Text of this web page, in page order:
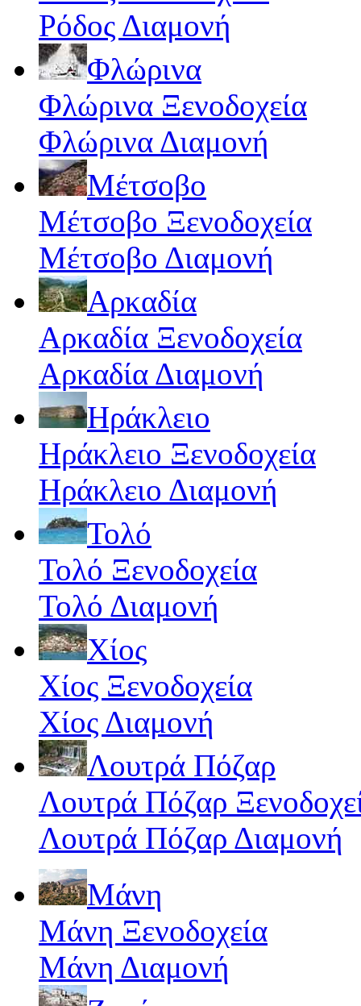
Ρόδος Διαμονή
Φλώρινα
Φλώρινα Ξενοδοχεία
Φλώρινα Διαμονή
Μέτσοβο
Μέτσοβο Ξενοδοχεία
Μέτσοβο Διαμονή
Αρκαδία
Αρκαδία Ξενοδοχεία
Αρκαδία Διαμονή
Ηράκλειο
Ηράκλειο Ξενοδοχεία
Ηράκλειο Διαμονή
Τολό
Τολό Ξενοδοχεία
Τολό Διαμονή
Χίος
Χίος Ξενοδοχεία
Χίος Διαμονή
Λουτρά Πόζαρ
Λουτρά Πόζαρ
Λουτρά Πόζαρ Διαμονή
Μάνη
Μάνη Ξενοδοχεία
Μάνη Διαμονή